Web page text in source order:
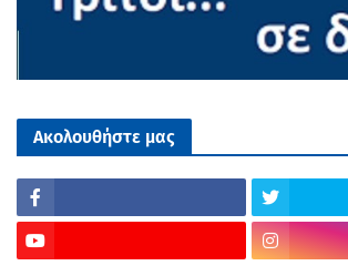
Ακολουθήστε μας